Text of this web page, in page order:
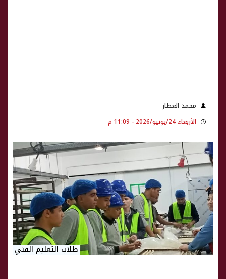
محمد العطار
الأربعاء 24/يونيو/2026 - 11:09 م
طلاب التعليم الفني